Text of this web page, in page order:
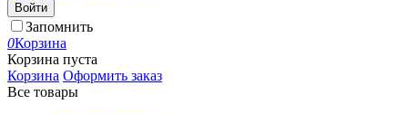
Войти
Запомнить
0Корзина
Корзина пуста
Корзина Оформить заказ
Все товары